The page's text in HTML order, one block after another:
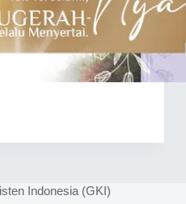
Indonesia (GKI)